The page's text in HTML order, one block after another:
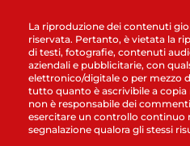
La riproduzione dei contenuti
riservata. Pertanto, è vietata la
di testi, fotografie, contenuti
aziendali e pubblicitarie, con
elettronico/digitale o per mezzo
tutto quanto è ascrivibile a copia
non è responsabile dei
esercitare un controllo continuo
segnalazione qualora gli stessi